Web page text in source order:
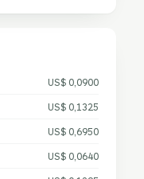
US$ 0,0900
US$ 0,1325
US$ 0,6950
US$ 0,0640